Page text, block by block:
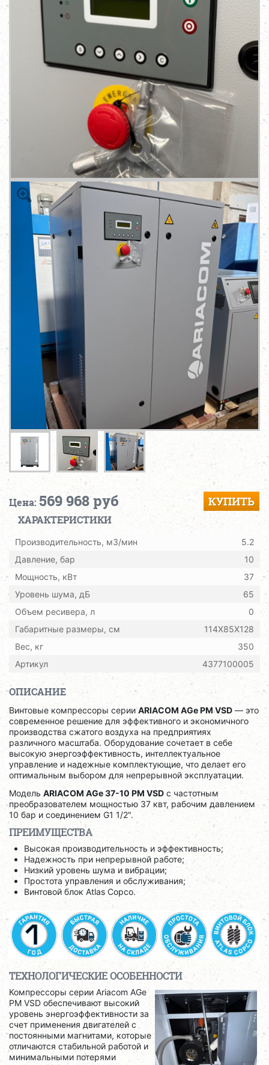
Цена: 569 968 руб КУПИТЬ
ХАРАКТЕРИСТИКИ
Производительность, м3/мин
5.2
Давление, бар
10
Мощность, кВт
37
Уровень шума, дБ
65
Объем ресивера, л
0
Габаритные размеры, см
114X85X128
Вес, кг
350
Артикул
4377100005
ОПИСАНИЕ
Винтовые компрессоры серииARIACOM AGe PM VSD — это
современное решение для эффективного и экономичного
производства сжатого воздуха на предприятиях
различного масштаба. Оборудование сочетает в себе
высокую энергоэффективность, интеллектуальное
управление и надежные комплектующие, что делает его
оптимальным выбором для непрерывной эксплуатации.
Модель ARIACOM AGe 37-10 PM VSD с частотным
преобразователем мощностью 37 квт, рабочим давлением
10 бар и соединением G1 1/2".
ПРЕИМУЩЕСТВА
Высокая производительность и эффективность;
Надежность при непрерывной работе;
Низкий уровень шума и вибрации;
Простота управления и обслуживания;
Винтовой блок Atlas Copco.
ТЕХНОЛОГИЧЕСКИЕ ОСОБЕННОСТИ
Компрессоры серии Ariacom AGe
PM VSD обеспечивают высокий
уровень энергоэффективности за
счет применения двигателей с
постоянными магнитами, которые
отличаются стабильной работой и
минимальными потерями